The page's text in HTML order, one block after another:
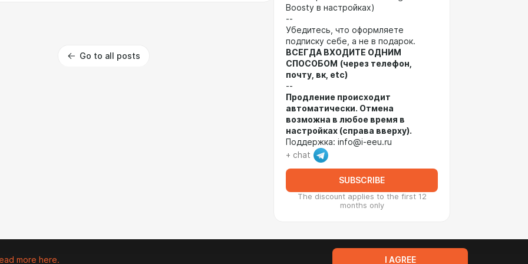
Go to all posts
Boosty в настройках)
--
Убедитесь, что оформляете
подписку себе, а не в подарок.
ВСЕГДА ВХОДИТЕ ОДНИМ
СПОСОБОМ (через телефон,
почту, вк, etc)
--
Продление происходит
автоматически. Отмена
возможна в любое время в
настройках (справа вверху).
Поддержка: info@i-eeu.ru
+ chat
SUBSCRIBE
The discount applies to the first 12
months only
more here. I AGREE